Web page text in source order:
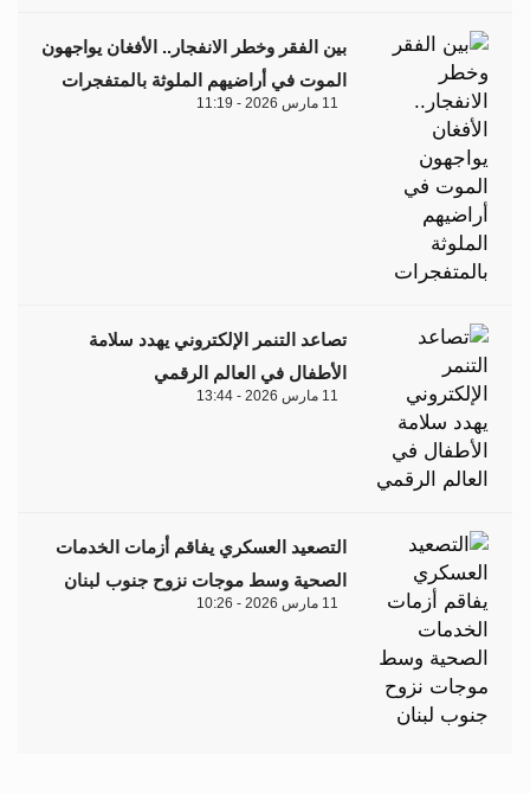
بين الفقر وخطر الانفجار.. الأفغان يواجهون
الموت في أراضيهم الملوثة بالمتفجرات
11 مارس 2026 - 11:19
تصاعد التنمر الإلكتروني يهدد سلامة
الأطفال في العالم الرقمي
11 مارس 2026 - 13:44
التصعيد العسكري يفاقم أزمات الخدمات
الصحية وسط موجات نزوح جنوب لبنان
11 مارس 2026 - 10:26